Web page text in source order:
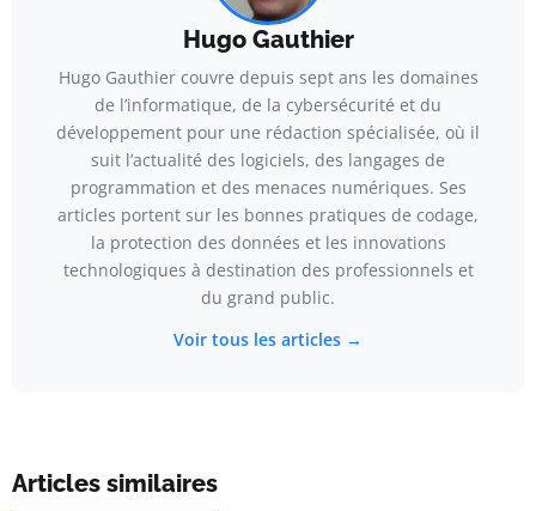
Hugo Gauthier
Hugo Gauthier couvre depuis sept ans les domaines
de l’informatique, de la cybersécurité et du
développement pour une rédaction spécialisée, où il
suit l’actualité des logiciels, des langages de
programmation et des menaces numériques. Ses
articles portent sur les bonnes pratiques de codage,
la protection des données et les innovations
technologiques à destination des professionnels et
du grand public.
Voir tous les articles →
Articles similaires